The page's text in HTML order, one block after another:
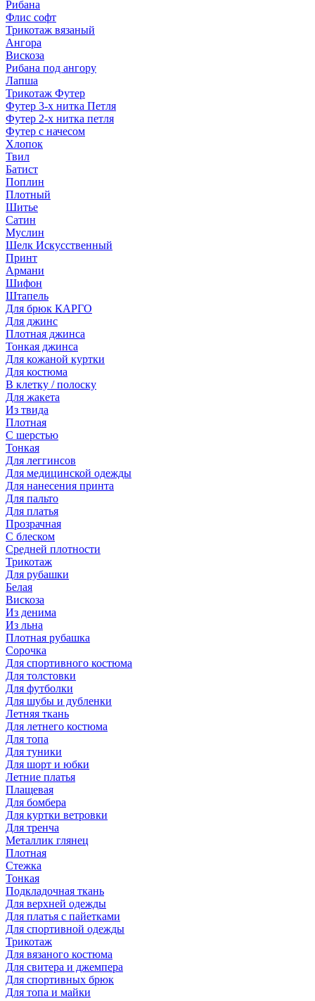
Рибана
Флис софт
Трикотаж вязаный
Ангора
Вискоза
Рибана под ангору
Лапша
Трикотаж Футер
Футер 3-х нитка Петля
Футер 2-х нитка петля
Футер с начесом
Хлопок
Твил
Батист
Поплин
Плотный
Шитье
Сатин
Муслин
Шелк Искусственный
Принт
Армани
Шифон
Штапель
Для брюк КАРГО
Для джинс
Плотная джинса
Тонкая джинса
Для кожаной куртки
Для костюма
В клетку / полоску
Для жакета
Из твида
Плотная
С шерстью
Тонкая
Для леггинсов
Для медицинской одежды
Для нанесения принта
Для пальто
Для платья
Прозрачная
С блеском
Средней плотности
Трикотаж
Для рубашки
Белая
Вискоза
Из денима
Из льна
Плотная рубашка
Сорочка
Для спортивного костюма
Для толстовки
Для футболки
Для шубы и дубленки
Летняя ткань
Для летнего костюма
Для топа
Для туники
Для шорт и юбки
Летние платья
Плащевая
Для бомбера
Для куртки ветровки
Для тренча
Металлик глянец
Плотная
Стежка
Тонкая
Подкладочная ткань
Для верхней одежды
Для платья с пайетками
Для спортивной одежды
Трикотаж
Для вязаного костюма
Для свитера и джемпера
Для спортивных брюк
Для топа и майки